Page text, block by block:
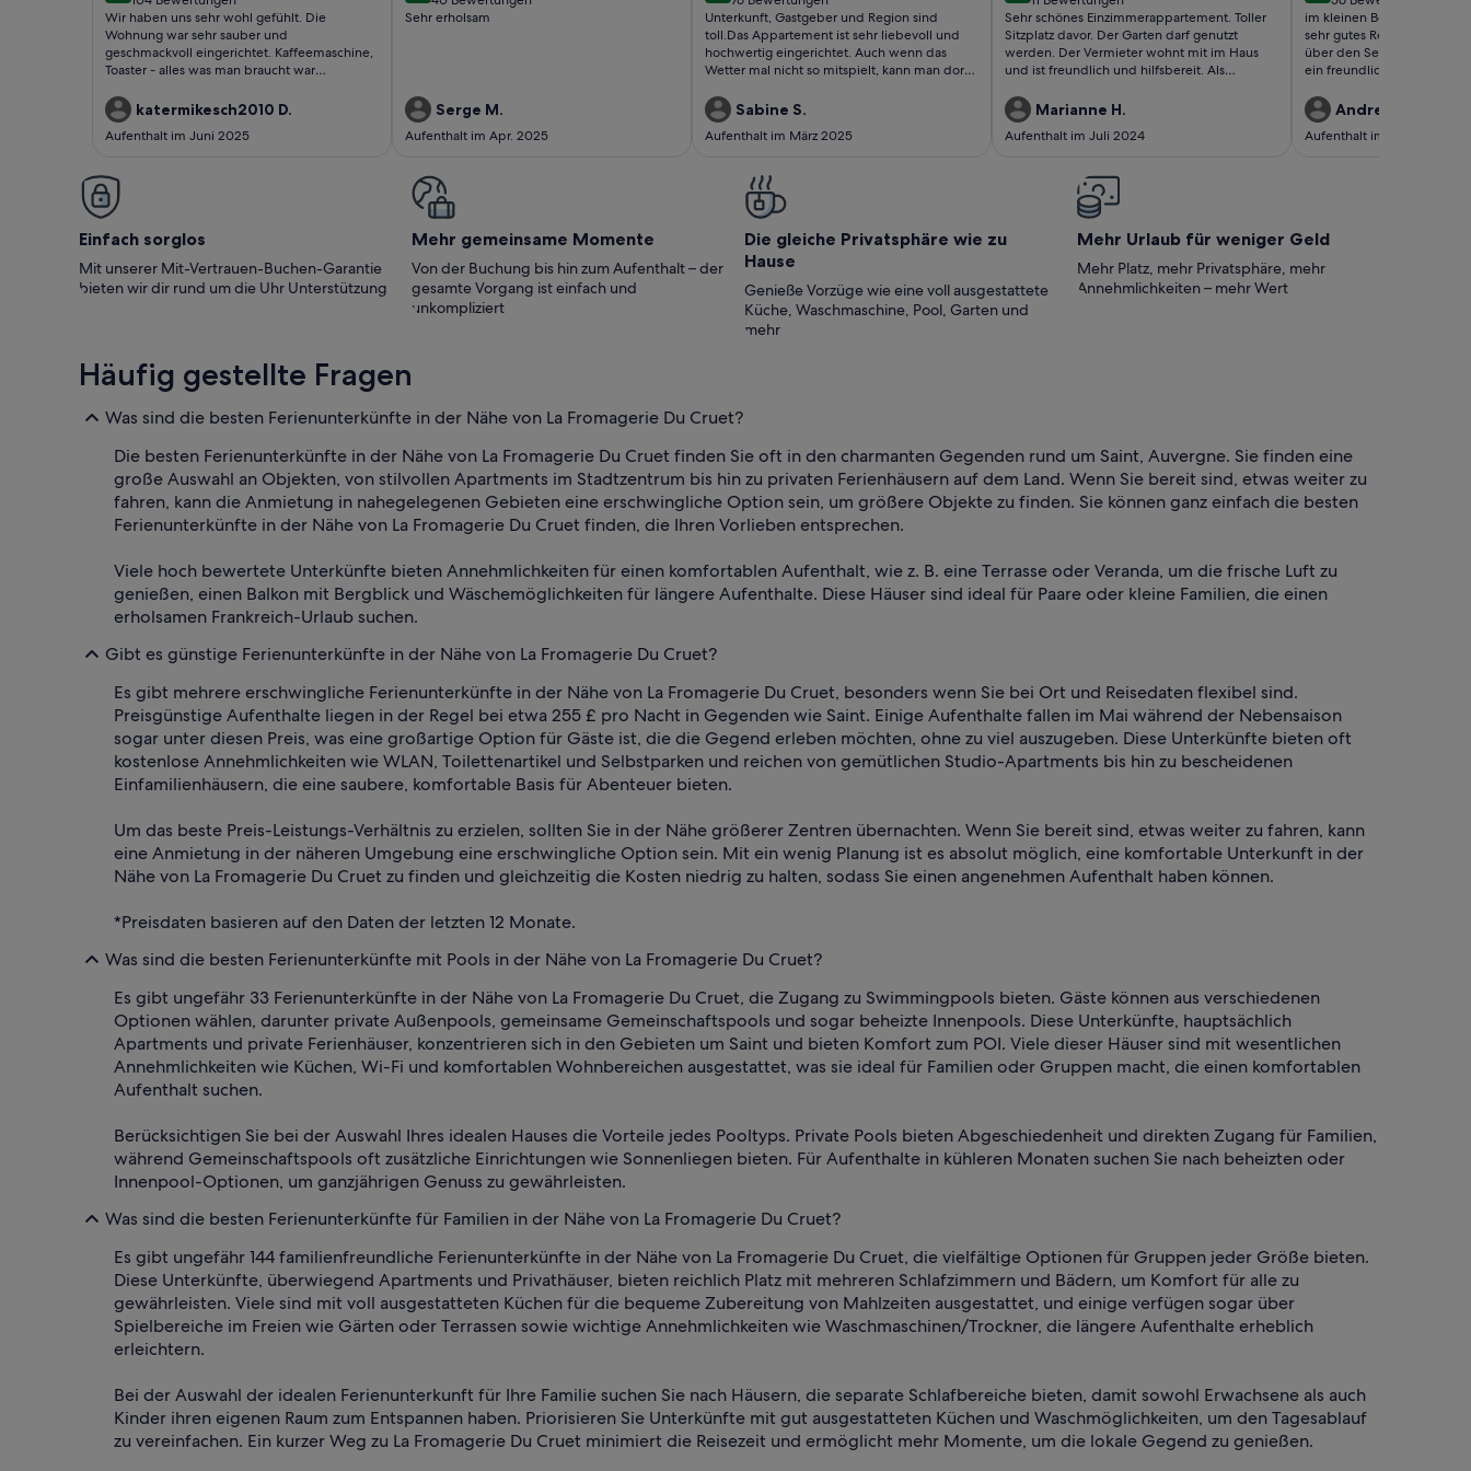
(104
bewertungen)
Wir haben uns sehr wohl gefühlt. Die
Wohnung war sehr sauber und
geschmackvoll eingerichtet. Kaffeemaschine,
Toaster - alles was man braucht war
nett und hilfsbereit und hat uns mit vielen
Tipps und Karten versorgt.Die Landschaft ist
wunderschön!!! Der Hammer !Wir haben uns
katermikesch2010 D.
Aufenthalt im Juni 2025
(40
Sehr erholsam
Serge M.
Aufenthalt im Apr. 2025
(76
bewertungen)
Unterkunft, Gastgeber und Region sind
toll.Das Appartement ist sehr liebevoll und
hochwertig eingerichtet. Auch wenn das
Wetter mal nicht so mitspielt, kann man dort
sind sehr freundlich und geben gute Tipps
für Unternehmungen.
Sabine S.
Aufenthalt im März 2025
(11
bewertungen)
Sehr schönes Einzimmerappartement. Toller
Sitzplatz davor. Der Garten darf genutzt
werden. Der Vermieter wohnt mit im Haus
und ist freundlich und hilfsbereit. Als
schnell auf und abgebaut ist. Küche sehr gut
und sauber ausgestattet. Jederzeit wieder!
Marianne H.
Aufenthalt im Juli 2024
(56
bewertungen)
im kleinen Bergdorf in
sehr gutes Restaurant mit
über den See ganz in der
ein freundlicher älterer
bildet.Andrea F.
Aufenthalt im Aug. 2021
Einfach sorglos
Mit unserer Mit-Vertrauen-Buchen-Garantie
bieten wir dir rund um die Uhr Unterstützung
Mehr gemeinsame Momente
Von der Buchung bis hin zum Aufenthalt – der
gesamte Vorgang ist einfach und
unkompliziert
Die gleiche Privatsphäre wie zu
Hause
Genieße Vorzüge wie eine voll ausgestattete
Küche, Waschmaschine, Pool, Garten und
mehr
Mehr Urlaub für weniger Geld
Mehr Platz, mehr Privatsphäre, mehr
Annehmlichkeiten – mehr Wert
Häufig gestellte Fragen
Was sind die besten Ferienunterkünfte in der Nähe von La Fromagerie Du Cruet?
Die besten Ferienunterkünfte in der Nähe von La Fromagerie Du Cruet finden Sie oft in den charmanten Gegenden rund um Saint, Auvergne. Sie finden eine
große Auswahl an Objekten, von stilvollen Apartments im Stadtzentrum bis hin zu privaten Ferienhäusern auf dem Land. Wenn Sie bereit sind, etwas weiter zu
fahren, kann die Anmietung in nahegelegenen Gebieten eine erschwingliche Option sein, um größere Objekte zu finden. Sie können ganz einfach die besten
Ferienunterkünfte in der Nähe von La Fromagerie Du Cruet finden, die Ihren Vorlieben entsprechen.
Viele hoch bewertete Unterkünfte bieten Annehmlichkeiten für einen komfortablen Aufenthalt, wie z. B. eine Terrasse oder Veranda, um die frische Luft zu
genießen, einen Balkon mit Bergblick und Wäschemöglichkeiten für längere Aufenthalte. Diese Häuser sind ideal für Paare oder kleine Familien, die einen
erholsamen Frankreich-Urlaub suchen.
Gibt es günstige Ferienunterkünfte in der Nähe von La Fromagerie Du Cruet?
Es gibt mehrere erschwingliche Ferienunterkünfte in der Nähe von La Fromagerie Du Cruet, besonders wenn Sie bei Ort und Reisedaten flexibel sind.
Preisgünstige Aufenthalte liegen in der Regel bei etwa 255 £ pro Nacht in Gegenden wie Saint. Einige Aufenthalte fallen im Mai während der Nebensaison
sogar unter diesen Preis, was eine großartige Option für Gäste ist, die die Gegend erleben möchten, ohne zu viel auszugeben. Diese Unterkünfte bieten oft
kostenlose Annehmlichkeiten wie WLAN, Toilettenartikel und Selbstparken und reichen von gemütlichen Studio-Apartments bis hin zu bescheidenen
Einfamilienhäusern, die eine saubere, komfortable Basis für Abenteuer bieten.
Um das beste Preis-Leistungs-Verhältnis zu erzielen, sollten Sie in der Nähe größerer Zentren übernachten. Wenn Sie bereit sind, etwas weiter zu fahren, kann
eine Anmietung in der näheren Umgebung eine erschwingliche Option sein. Mit ein wenig Planung ist es absolut möglich, eine komfortable Unterkunft in der
Nähe von La Fromagerie Du Cruet zu finden und gleichzeitig die Kosten niedrig zu halten, sodass Sie einen angenehmen Aufenthalt haben können.
*Preisdaten basieren auf den Daten der letzten 12 Monate.
Was sind die besten Ferienunterkünfte mit Pools in der Nähe von La Fromagerie Du Cruet?
Es gibt ungefähr 33 Ferienunterkünfte in der Nähe von La Fromagerie Du Cruet, die Zugang zu Swimmingpools bieten. Gäste können aus verschiedenen
Optionen wählen, darunter private Außenpools, gemeinsame Gemeinschaftspools und sogar beheizte Innenpools. Diese Unterkünfte, hauptsächlich
Apartments und private Ferienhäuser, konzentrieren sich in den Gebieten um Saint und bieten Komfort zum POI. Viele dieser Häuser sind mit wesentlichen
Annehmlichkeiten wie Küchen, Wi-Fi und komfortablen Wohnbereichen ausgestattet, was sie ideal für Familien oder Gruppen macht, die einen komfortablen
Aufenthalt suchen.
Berücksichtigen Sie bei der Auswahl Ihres idealen Hauses die Vorteile jedes Pooltyps. Private Pools bieten Abgeschiedenheit und direkten Zugang für Familien,
während Gemeinschaftspools oft zusätzliche Einrichtungen wie Sonnenliegen bieten. Für Aufenthalte in kühleren Monaten suchen Sie nach beheizten oder
Innenpool-Optionen, um ganzjährigen Genuss zu gewährleisten.
Was sind die besten Ferienunterkünfte für Familien in der Nähe von La Fromagerie Du Cruet?
Es gibt ungefähr 144 familienfreundliche Ferienunterkünfte in der Nähe von La Fromagerie Du Cruet, die vielfältige Optionen für Gruppen jeder Größe bieten.
Diese Unterkünfte, überwiegend Apartments und Privathäuser, bieten reichlich Platz mit mehreren Schlafzimmern und Bädern, um Komfort für alle zu
gewährleisten. Viele sind mit voll ausgestatteten Küchen für die bequeme Zubereitung von Mahlzeiten ausgestattet, und einige verfügen sogar über
Spielbereiche im Freien wie Gärten oder Terrassen sowie wichtige Annehmlichkeiten wie Waschmaschinen/Trockner, die längere Aufenthalte erheblich
erleichtern.
Bei der Auswahl der idealen Ferienunterkunft für Ihre Familie suchen Sie nach Häusern, die separate Schlafbereiche bieten, damit sowohl Erwachsene als auch
Kinder ihren eigenen Raum zum Entspannen haben. Priorisieren Sie Unterkünfte mit gut ausgestatteten Küchen und Waschmöglichkeiten, um den Tagesablauf
zu vereinfachen. Ein kurzer Weg zu La Fromagerie Du Cruet minimiert die Reisezeit und ermöglicht mehr Momente, um die lokale Gegend zu genießen.